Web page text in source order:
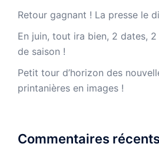
Retour gagnant ! La presse le
En juin, tout ira bien, 2 dates,
de saison !
Petit tour d’horizon des
printanières en images !
Commentaires